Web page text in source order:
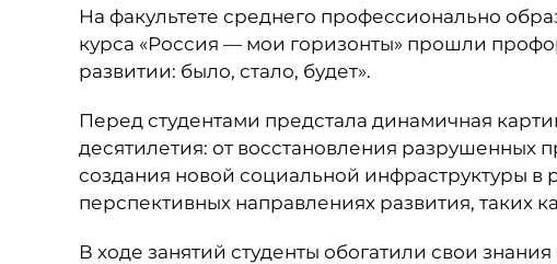
На факультете среднего профессионально
курса «Россия — мои горизонты» прошли
развитии: было, стало, будет».
Перед студентами предстала динамичная
десятилетия: от восстановления разрушенных
создания новой социальной инфраструктуры в
перспективных направлениях развития, таких
В ходе занятий студенты обогатили свои